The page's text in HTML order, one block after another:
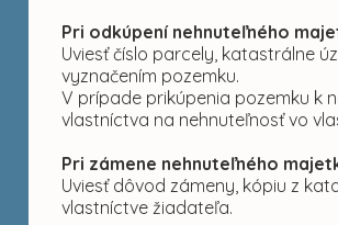
Pri odkúpení nehnuteľného
Uviesť číslo parcely, katastrálne
vyznačením pozemku.
V prípade prikúpenia pozemku k
vlastníctva na nehnuteľnosť vo
Pri zámene nehnuteľného
Uviesť dôvod zámeny, kópiu z
vlastníctve žiadateľa.